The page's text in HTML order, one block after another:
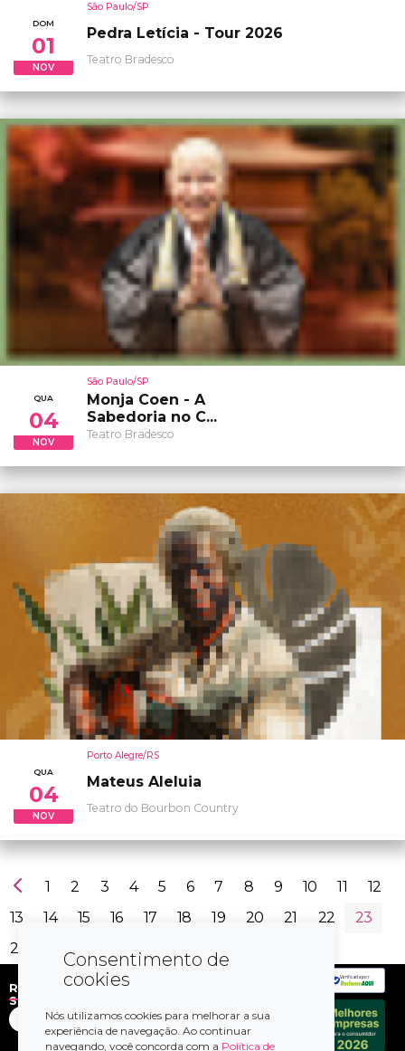
Consentimento de
cookies
Nós utilizamos cookies para melhorar a sua
experiência de navegação. Ao continuar
navegando, você concorda com a Política de
DOM
01
NOV
São Paulo/SP
Pedra Letícia - Tour 2026
Teatro Bradesco
QUA
04
NOV
São Paulo/SP
Monja Coen - A
Sabedoria no C...
Teatro Bradesco
QUA
04
NOV
Porto Alegre/RS
Mateus Aleluia
Teatro do Bourbon Country
1 2 3 4 5 6 7 8 9 10 11
12
13
14 15 16 17 18 19 20 21 22
23
24
Redes
Sociais
Verificada por